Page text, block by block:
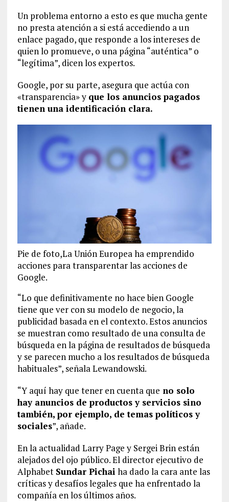
Un problema entorno a esto es que mucha gente
no presta atención a si está accediendo a un
enlace pagado, que responde a los intereses de
quien lo promueve, o una página “auténtica” o
“legítima”, dicen los expertos.
Google, por su parte, asegura que actúa con
«transparencia» y que los anuncios pagados
tienen una identificación clara.
Pie de foto,La Unión Europea ha emprendido
acciones para transparentar las acciones de
Google.
“Lo que definitivamente no hace bien Google
tiene que ver con su modelo de negocio, la
publicidad basada en el contexto. Estos anuncios
se muestran como resultado de una consulta de
búsqueda en la página de resultados de búsqueda
y se parecen mucho a los resultados de búsqueda
habituales”, señala Lewandowski.
“Y aquí hay que tener en cuenta que no solo
hay anuncios de productos y servicios sino
también, por ejemplo, de temas políticos y
sociales”, añade.
En la actualidad Larry Page y Sergei Brin están
alejados del ojo público. El director ejecutivo de
Alphabet Sundar Pichai ha dado la cara ante las
críticas y desafíos legales que ha enfrentado la
compañía en los últimos años.